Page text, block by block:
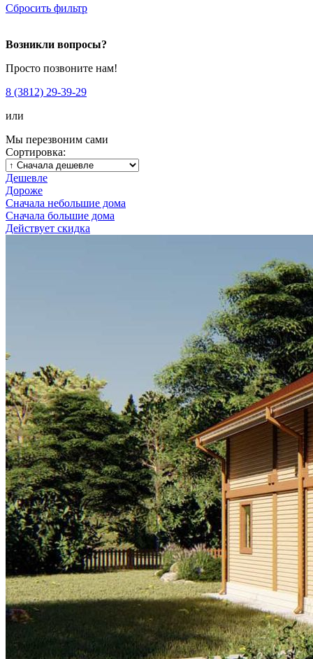
Сбросить фильтр
Возникли вопросы?
Просто позвоните нам!
8 (3812) 29-39-29
или
Мы перезвоним сами
Сортировка:
Дешевле
Дороже
Сначала небольшие дома
Сначала большие дома
Действует скидка